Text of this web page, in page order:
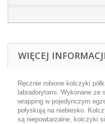
WIĘCEJ INFORMACJI
Ręcznie robione kolczyki
labradorytami. Wykonane ze
wrapping w pojedynczym
połyskują na niebiesko.
są niepowtarzalne, kolczyki